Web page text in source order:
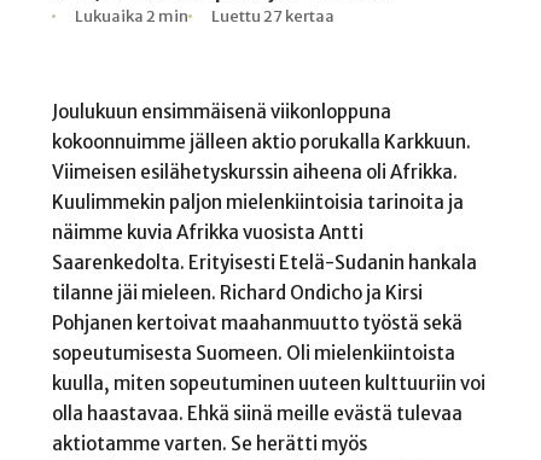
Kirjoittaja
Julkaistu
Lukuaika
Lukuaika 2 min
Lukukertoja Luettu 27 kertaa
Joulukuun ensimmäisenä viikonloppuna
kokoonnuimme jälleen aktio porukalla Karkkuun.
Viimeisen esilähetyskurssin aiheena oli Afrikka.
Kuulimmekin paljon mielenkiintoisia tarinoita ja
näimme kuvia Afrikka vuosista Antti
Saarenkedolta. Erityisesti Etelä-Sudanin hankala
tilanne jäi mieleen. Richard Ondicho ja Kirsi
Pohjanen kertoivat maahanmuutto työstä sekä
sopeutumisesta Suomeen. Oli mielenkiintoista
kuulla, miten sopeutuminen uuteen kulttuuriin voi
olla haastavaa. Ehkä siinä meille evästä tulevaa
aktiotamme varten. Se herätti myös